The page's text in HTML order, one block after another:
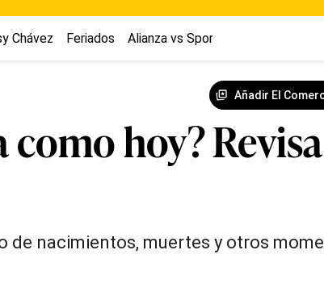
Chávez Feriados Alianza vs Sport Boys
Añadir El
hoy?
de nacimientos, muertes y otros